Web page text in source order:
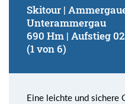
Skitour |
Unterammergau
690 Hm | Aufstieg
(1 von 6)
Eine leichte und sichere